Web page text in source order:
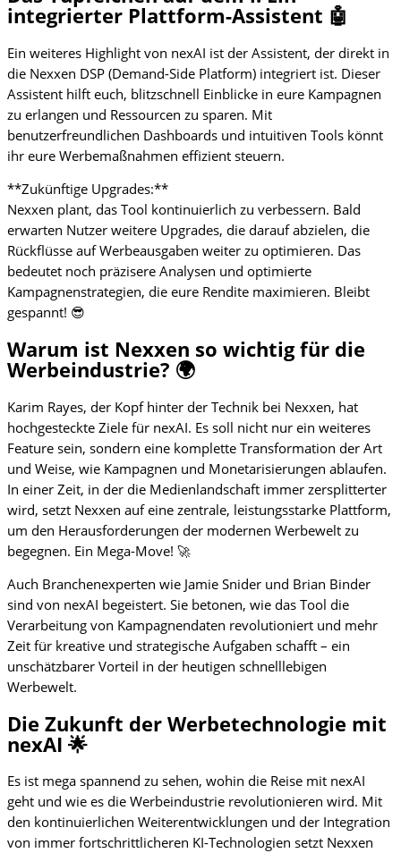
integrierter Plattform-Assistent 🤖
Ein weiteres Highlight von nexAI ist der Assistent, der direkt in
die Nexxen DSP (Demand-Side Platform) integriert ist. Dieser
Assistent hilft euch, blitzschnell Einblicke in eure Kampagnen
zu erlangen und Ressourcen zu sparen. Mit
benutzerfreundlichen Dashboards und intuitiven Tools könnt
ihr eure Werbemaßnahmen effizient steuern.
**Zukünftige Upgrades:**
Nexxen plant, das Tool kontinuierlich zu verbessern. Bald
erwarten Nutzer weitere Upgrades, die darauf abzielen, die
Rückflüsse auf Werbeausgaben weiter zu optimieren. Das
bedeutet noch präzisere Analysen und optimierte
Kampagnenstrategien, die eure Rendite maximieren. Bleibt
gespannt! 😎
Warum ist Nexxen so wichtig für die
Werbeindustrie? 🌍
Karim Rayes, der Kopf hinter der Technik bei Nexxen, hat
hochgesteckte Ziele für nexAI. Es soll nicht nur ein weiteres
Feature sein, sondern eine komplette Transformation der Art
und Weise, wie Kampagnen und Monetarisierungen ablaufen.
In einer Zeit, in der die Medienlandschaft immer zersplitterter
wird, setzt Nexxen auf eine zentrale, leistungsstarke Plattform,
um den Herausforderungen der modernen Werbewelt zu
begegnen. Ein Mega-Move! 🚀
Auch Branchenexperten wie Jamie Snider und Brian Binder
sind von nexAI begeistert. Sie betonen, wie das Tool die
Verarbeitung von Kampagnendaten revolutioniert und mehr
Zeit für kreative und strategische Aufgaben schafft – ein
unschätzbarer Vorteil in der heutigen schnelllebigen
Werbewelt.
Die Zukunft der Werbetechnologie mit
nexAI 🌟
Es ist mega spannend zu sehen, wohin die Reise mit nexAI
geht und wie es die Werbeindustrie revolutionieren wird. Mit
den kontinuierlichen Weiterentwicklungen und der Integration
von immer fortschrittlicheren KI-Technologien setzt Nexxen